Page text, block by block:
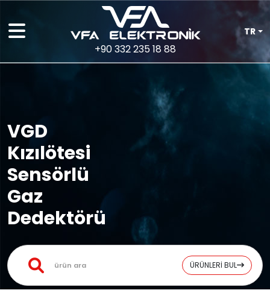
+90 332 235 18 88
TR
VGD
Kızılötesi
Sensörlü
Gaz
Dedektörü
ÜRÜNLERİ BUL